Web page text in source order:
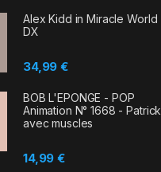
Alex Kidd in Miracle World
DX
34,99€
BOB L'EPONGE - POP
Animation N° 1668 - Patrick
avec muscles
14,99€